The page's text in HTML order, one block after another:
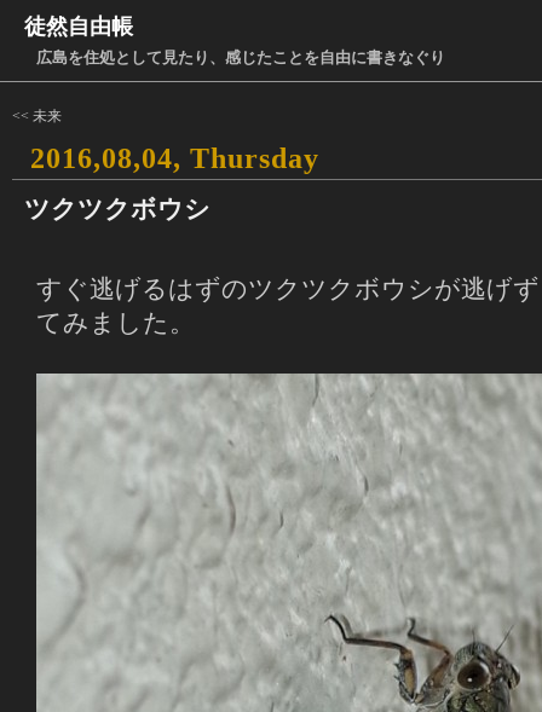
徒然自由帳
広島を住処として見たり、感じたことを自由に書きなぐり
<< 未来
2016,08,04, Thursday
ツクツクボウシ
すぐ逃げるはずのツクツクボウシが逃げ
てみました。